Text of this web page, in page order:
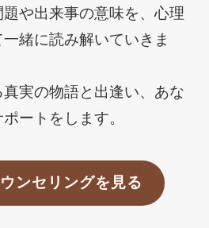
や出来事の意味を、心理
緒に読み解いていきま
実の物語と出逢い、あな
ートをします。
ンセリングを見る